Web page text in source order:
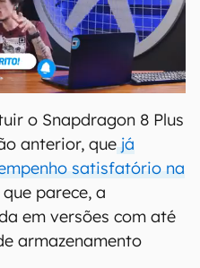
o Snapdragon 8 Plus
anterior, que já
satisfatório na
parece, a
em versões com até
armazenamento